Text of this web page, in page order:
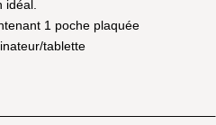
idéal.
1 poche plaquée
tablette